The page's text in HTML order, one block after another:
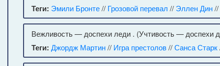
Теги: Эмили Бронте// Грозовой перевал // Эллен Дин//
Вежливость — доспехи леди . (Учтивость — доспехи
Теги: Джордж Мартин// Игра престолов//Санса Старк